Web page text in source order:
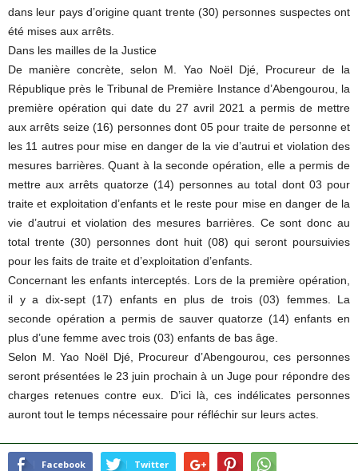
dans leur pays d’origine quant trente (30) personnes suspectes ont
été mises aux arrêts.
Dans les mailles de la Justice
De manière concrète, selon M. Yao Noël Djé, Procureur de la
République près le Tribunal de Première Instance d’Abengourou, la
première opération qui date du 27 avril 2021 a permis de mettre
aux arrêts seize (16) personnes dont 05 pour traite de personne et
les 11 autres pour mise en danger de la vie d’autrui et violation des
mesures barrières. Quant à la seconde opération, elle a permis de
mettre aux arrêts quatorze (14) personnes au total dont 03 pour
traite et exploitation d’enfants et le reste pour mise en danger de la
vie d’autrui et violation des mesures barrières. Ce sont donc au
total trente (30) personnes dont huit (08) qui seront poursuivies
pour les faits de traite et d’exploitation d’enfants.
Concernant les enfants interceptés. Lors de la première opération,
il y a dix-sept (17) enfants en plus de trois (03) femmes. La
seconde opération a permis de sauver quatorze (14) enfants en
plus d’une femme avec trois (03) enfants de bas âge.
Selon M. Yao Noël Djé, Procureur d’Abengourou, ces personnes
seront présentées le 23 juin prochain à un Juge pour répondre des
charges retenues contre eux. D’ici là, ces indélicates personnes
auront tout le temps nécessaire pour réfléchir sur leurs actes.
Facebook Twitter